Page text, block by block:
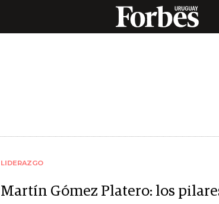
LIDERAZGO
Martín Gómez Platero: los